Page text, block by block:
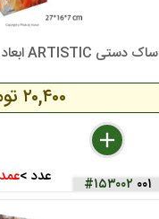
ساک دستی ARTISTIC ابعاد 27x16x7 سانتی متر
۲۰,۴۰۰ تومان
delete
remove
add
عدد > #۱۵۳۰۰۲ ۰۰۱